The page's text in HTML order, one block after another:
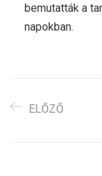
bemutatták a
napokban.
ELŐZŐ